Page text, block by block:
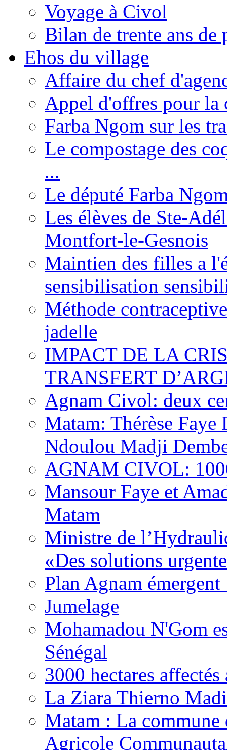
Voyage à Civol
Bilan de trente ans
Ehos du village
Affaire du chef
Appel d'offres pour la
Farba Ngom sur les
Le compostage des
...
Le député Farba
Les élèves de Ste-
Montfort-le-Gesnois
Maintien des filles a
sensibilisation
Méthode
jadelle
IMPACT DE LA
TRANSFERT
Agnam Civol: deux
Matam: Thérèse
Ndoulou Madji
AGNAM CIVOL:
Mansour Faye et
Matam
Ministre de
«Des solutions
Plan Agnam
Jumelage
Mohamadou N'Gom
Sénégal
3000 hectares
La Ziara Thierno
Matam : La
Agricole